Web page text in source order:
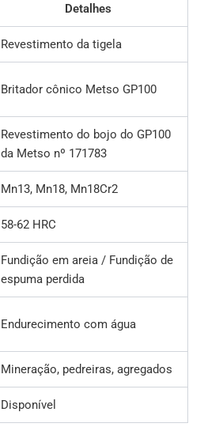
Detalhes
Revestimento da tigela
Britador cônico Metso GP100
Revestimento do bojo do GP100
da Metso nº 171783
Mn13, Mn18, Mn18Cr2
58-62 HRC
Fundição em areia / Fundição de
espuma perdida
Endurecimento com água
Mineração, pedreiras, agregados
Disponível